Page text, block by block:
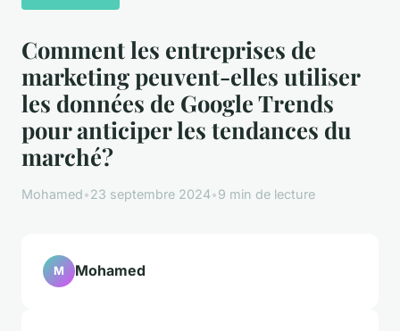
Comment les entreprises de
marketing peuvent-elles utiliser
les données de Google Trends
pour anticiper les tendances du
marché?
Mohamed•23 septembre 2024•9 min de lecture
M Mohamed